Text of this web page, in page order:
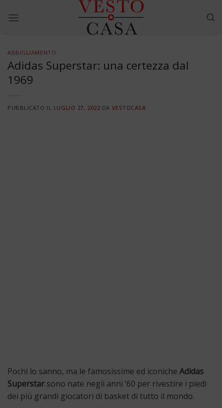
ABBIGLIAMENTO
Adidas Superstar: una certezza dal
1969
PUBBLICATO IL LUGLIO 27, 2022 DA VESTOCASA
Pochi lo sanno, ma le famosissime ed iconiche Adidas
Superstar sono nate negli anni ’60 per rivestire i piedi
dei più grandi giocatori di basket di tutto il mondo.